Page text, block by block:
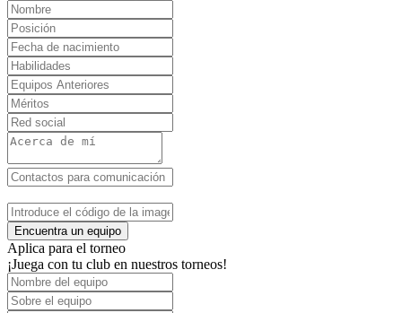
Encuentra un equipo
Aplica para el torneo
¡Juega con tu club en nuestros torneos!